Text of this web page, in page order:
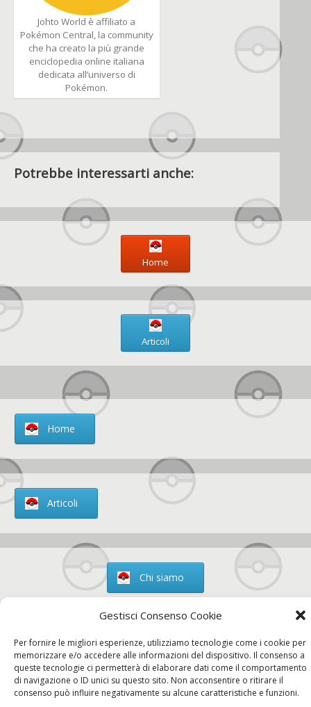
Gestisci Consenso Cookie
Per fornire le migliori esperienze, utilizziamo tecnologie come i cookie per
memorizzare e/o accedere alle informazioni del dispositivo. Il consenso a
queste tecnologie ci permetterà di elaborare dati come il comportamento
di navigazione o ID unici su questo sito. Non acconsentire o ritirare il
consenso può influire negativamente su alcune caratteristiche e funzioni.
Johto World è affiliato a
Pokémon Central, la community
che ha creato la più grande
enciclopedia online italiana
dedicata all’universo di
Pokémon.
Potrebbe interessarti anche:
Home
Articoli
Home
Articoli
Chi siamo
Contatti